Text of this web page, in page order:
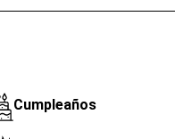
Cumpleaños